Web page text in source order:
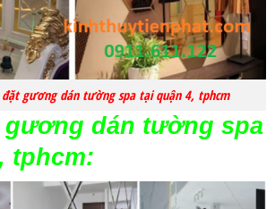
đặt gương dán tường spa tại quận 4, tphcm
gương dán tường spa
tphcm: